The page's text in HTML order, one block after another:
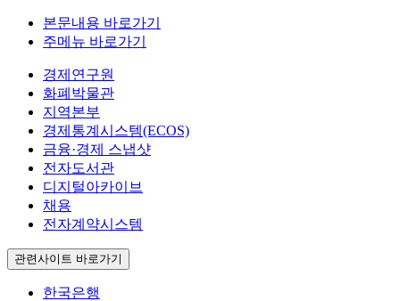
본문내용 바로가기
주메뉴 바로가기
경제연구원
화폐박물관
지역본부
경제통계시스템(ECOS)
금융·경제 스냅샷
전자도서관
디지털아카이브
채용
전자계약시스템
관련사이트 바로가기
한국은행